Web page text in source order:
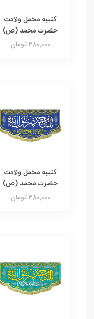
کتیبه مخمل ولادت
حضرت محمد (ص)
380,000 تومان
کتیبه مخمل ولادت
حضرت محمد (ص)
380,000 تومان